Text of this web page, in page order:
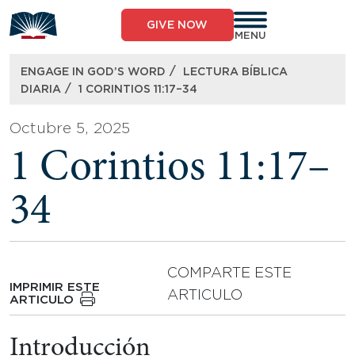
to
content
GIVE NOW
MENU
ENGAGE IN GOD’S WORD /
LECTURA BÍBLICA
DIARIA / 1 CORINTIOS 11:17–34
Octubre 5, 2025
1 Corintios 11:17–
34
IMPRIMIR ESTE
ARTICULO
COMPARTE ESTE
ARTICULO
Introducción